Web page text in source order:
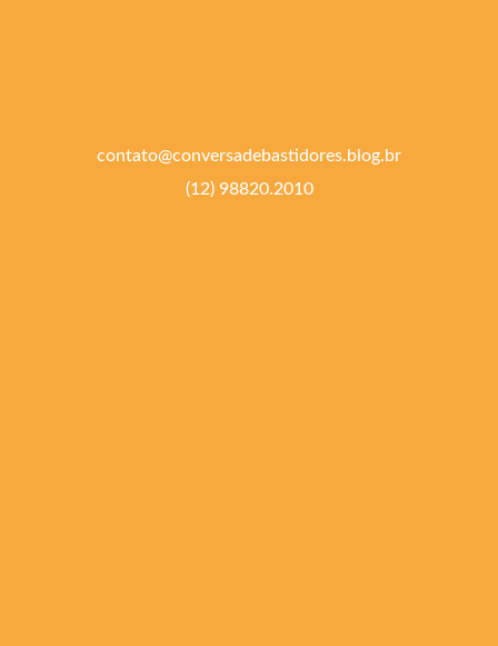
contato@conversadebastidores.blog.br
(12) 98820.2010